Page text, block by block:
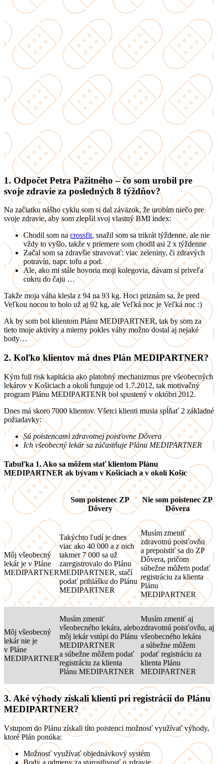
1. Odpočet Petra Pažitného – čo som urobil pre
svoje zdravie za posledných 8 týždňov?
Na začiatku nášho cyklu som si dal záväzok, že urobím niečo pre
svoje zdravie, aby som zlepšil svoj vlastný BMI index:
Chodil som nacrossfit, snažil som sa trikrát týždenne, ale nie
vždy to vyšlo, takže v priemere som chodil asi 2 x týždenne
Začal som sa zdravšie stravovať: viac zeleniny, či zdravých
potravín, napr. tofu a pod.
Ale, ako mi stále hovoria moji kolegovia, dávam si priveľa
cukru do čaju …
Takže moja váha klesla z 94 na 93 kg. Hoci priznám sa, že pred
Veľkou nocou to bolo už aj 92 kg, ale Veľká noc je Veľká noc :)
Ak by som bol klientom Plánu MEDIPARTNER, tak by som za
tieto moje aktivity a mierny pokles váhy možno dostal aj nejaké
body…
2. Koľko klientov má dnes Plán MEDIPARTNER?
Kým full risk kapitácia ako platobný mechanizmus pre všeobecných
lekárov v Košiciach a okolí funguje od 1.7.2012, tak motivačný
program Plánu MEDIPARTENR bol spustený v októbri 2012.
Dnes má skoro 7000 klientov. Všetci klienti musia spĺňať 2 základné
požiadavky:
Sú poistencami zdravotnej poisťovne Dôvera
Ich všeobecný lekár sa zúčastňuje Plánu MEDIPARTNER
Tabuľka 1. Ako sa môžem stať klientom Plánu
MEDIPARTNER ak bývam v Košiciach a v okolí Košíc
Som poistenec ZP
Dôvery
Nie som poistenec ZP
Dôvera
Môj všeobecný
lekár je v Pláne
MEDIPARTNER
Takýchto ľudí je dnes
viac ako 40 000 a z nich
takmer 7 000 sa už
zaregistrovalo do Plánu
MEDIPARTNER, stačí
podať prihlášku do Plánu
MEDIPARTNER
Musím zmeniť
zdravotnú poisťovňu
a prepoistiť sa do ZP
Dôvera, pričom
súbežne môžem podať
registráciu za klienta
Plánu
MEDIPARTNER
Môj všeobecný
lekár nie je
v Pláne
MEDIPARTNER
Musím zmeniť
všeobecného lekára, alebo
môj lekár vstúpi do Plánu
MEDIPARTNER
a súbežne môžem podať
registráciu za klienta
Plánu MEDIPARTNER
Musím zmeniť aj
zdravotnú poisťovňu, aj
všeobecného lekára
a súbežne môžem
podať registráciu za
klienta Plánu
MEDIPARTNER
3. Aké výhody získali klienti pri registrácií do Plánu
MEDIPARTNER?
Vstupom do Plánu získali títo poistenci možnosť využívať výhody,
ktoré Plán ponúka:
Možnosť využívať objednávkový systém
Body a odmeny za starostlivosť o zdravie